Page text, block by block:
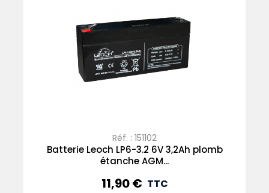
Réf. : 151102
Batterie Leoch LP6-3.2 6V 3,2Ah plomb
étanche AGM...
Prix
11,90 € TTC